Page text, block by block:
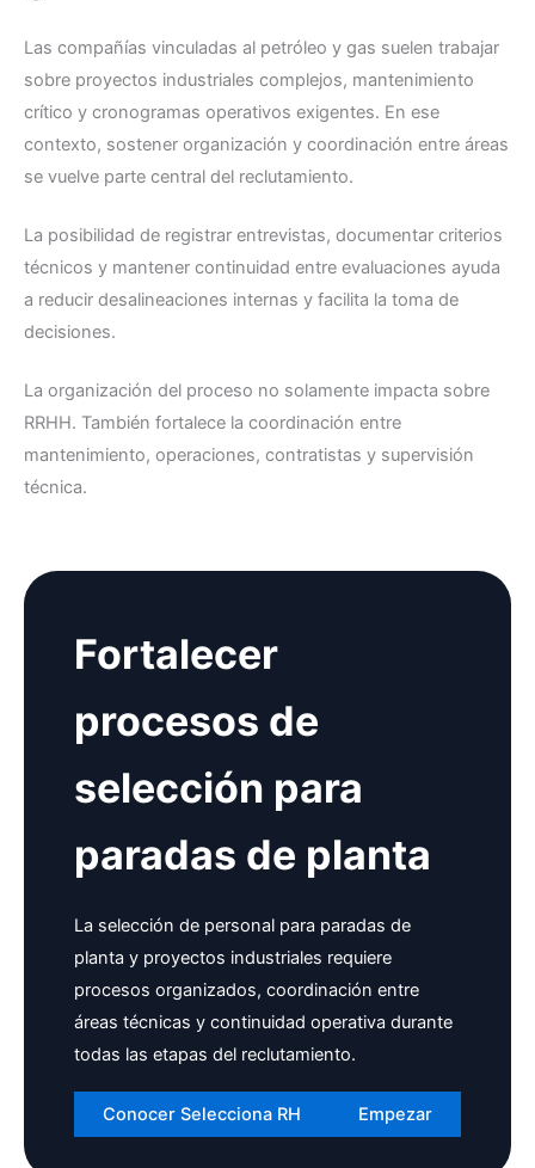
Las compañías vinculadas al petróleo y gas suelen trabajar
sobre proyectos industriales complejos, mantenimiento
crítico y cronogramas operativos exigentes. En ese
contexto, sostener organización y coordinación entre áreas
se vuelve parte central del reclutamiento.
La posibilidad de registrar entrevistas, documentar criterios
técnicos y mantener continuidad entre evaluaciones ayuda
a reducir desalineaciones internas y facilita la toma de
decisiones.
La organización del proceso no solamente impacta sobre
RRHH. También fortalece la coordinación entre
mantenimiento, operaciones, contratistas y supervisión
técnica.
Fortalecer
procesos de
selección para
paradas de planta
La selección de personal para paradas de
planta y proyectos industriales requiere
procesos organizados, coordinación entre
áreas técnicas y continuidad operativa durante
todas las etapas del reclutamiento.
Conocer Selecciona RH Empezar